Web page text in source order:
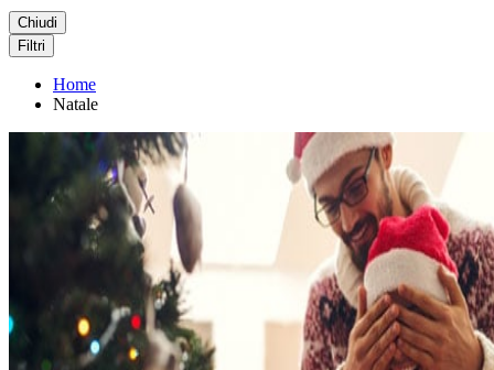
Chiudi
Filtri
Home
Natale